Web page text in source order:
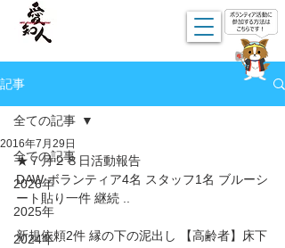
記事
全ての記事
2026年
2025年
2024年
全ての記事
2016年7月29日
★７月２８日活動報告
DAW ボランティア4名 スタッフ1名 ブルーシ
ート貼り一件 継続 ..
新規依頼2件 縁の下の泥出し 【高齢者】床下